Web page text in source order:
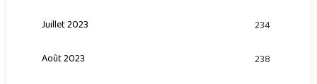
Juillet 2023 234
Août 2023 238